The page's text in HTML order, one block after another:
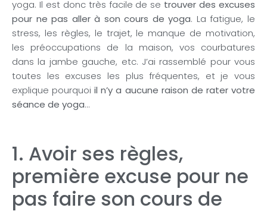
yoga. Il est donc très facile de se trouver des excuses
pour ne pas aller à son cours de yoga. La fatigue, le
stress, les règles, le trajet, le manque de motivation,
les préoccupations de la maison, vos courbatures
dans la jambe gauche, etc. J’ai rassemblé pour vous
toutes les excuses les plus fréquentes, et je vous
explique pourquoi il n’y a aucune raison de rater votre
séance de yoga…
1. Avoir ses règles,
première excuse pour ne
pas faire son cours de